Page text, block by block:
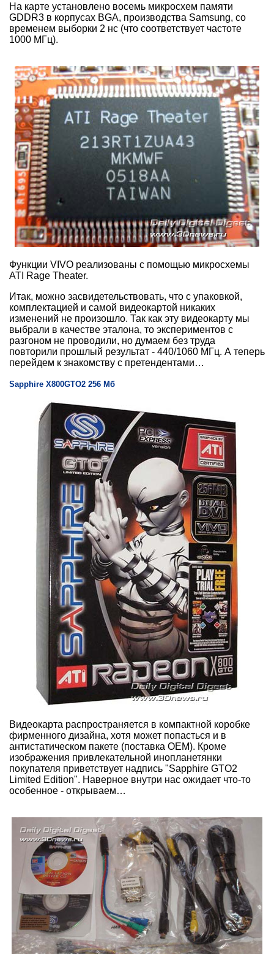
На карте установлено восемь микросхем памяти
GDDR3 в корпусах BGA, производства Samsung, со
временем выборки 2 нс (что соответствует частоте
1000 МГц).
Функции VIVO реализованы с помощью микросхемы
ATI Rage Theater.
Итак, можно засвидетельствовать, что с упаковкой,
комплектацией и самой видеокартой никаких
изменений не произошло. Так как эту видеокарту мы
выбрали в качестве эталона, то экспериментов с
разгоном не проводили, но думаем без труда
повторили прошлый результат - 440/1060 МГц. А теперь
перейдем к знакомству с претендентами…
Sapphire X800GTO2 256 Мб
Видеокарта распространяется в компактной коробке
фирменного дизайна, хотя может попасться и в
антистатическом пакете (поставка OEM). Кроме
изображения привлекательной инопланетянки
покупателя приветствует надпись "Sapphire GTO2
Limited Edition". Наверное внутри нас ожидает что-то
особенное - открываем…